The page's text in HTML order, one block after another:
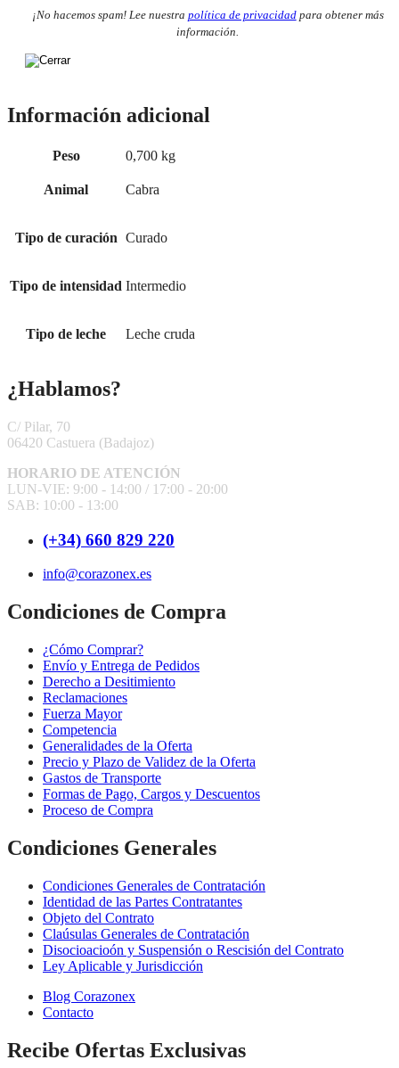
¡No hacemos spam! Lee nuestra política de privacidadpara obtener más
información.
Información adicional
Peso 0,700 kg
Animal Cabra
Tipo de curación Curado
Tipo de intensidad Intermedio
Tipo de leche Leche cruda
¿Hablamos?
C/ Pilar, 70
06420 Castuera (Badajoz)
HORARIO DE ATENCIÓN
LUN-VIE: 9:00 - 14:00 / 17:00 - 20:00
SAB: 10:00 - 13:00
(+34) 660 829 220
info@corazonex.es
Condiciones de Compra
¿Cómo Comprar?
Envío y Entrega de Pedidos
Derecho a Desitimiento
Reclamaciones
Fuerza Mayor
Competencia
Generalidades de la Oferta
Precio y Plazo de Validez de la Oferta
Gastos de Transporte
Formas de Pago, Cargos y Descuentos
Proceso de Compra
Condiciones Generales
Condiciones Generales de Contratación
Identidad de las Partes Contratantes
Objeto del Contrato
Claúsulas Generales de Contratación
Disocioacioón y Suspensión o Rescisión del Contrato
Ley Aplicable y Jurisdicción
Blog Corazonex
Contacto
Recibe Ofertas Exclusivas